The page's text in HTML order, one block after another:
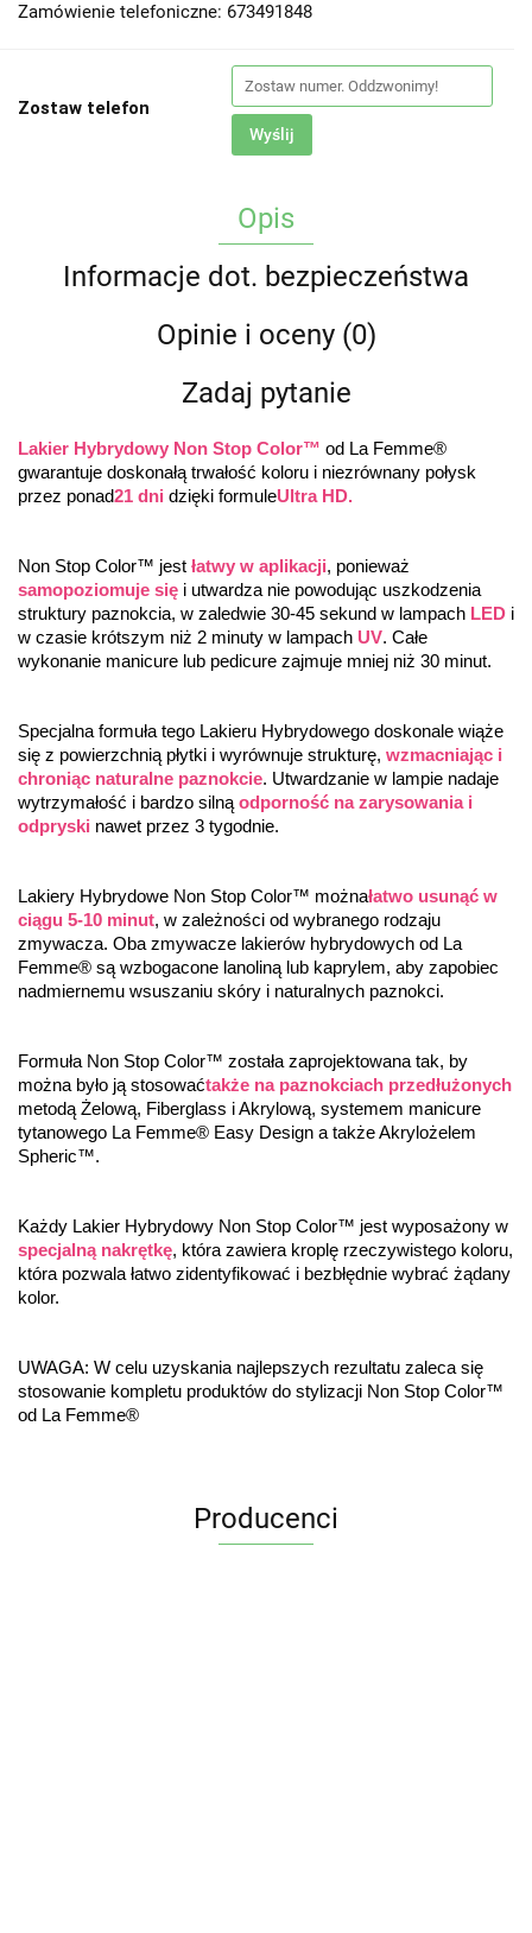
Zamówienie telefoniczne: 673491848
Zostaw telefon
Wyślij
Opis
Informacje dot. bezpieczeństwa
Opinie i oceny (0)
Zadaj pytanie
Lakier Hybrydowy Non Stop Color™ od La Femme®
gwarantuje doskonałą trwałość koloru i niezrównany połysk
przez ponad21 dni dzięki formuleUltra HD.
Non Stop Color™ jest łatwy w aplikacji
samopoziomuje się i utwardza nie powodując uszkodzenia
struktury paznokcia, w zaledwie 30-45 sekund w lampach LED i
w czasie krótszym niż 2 minuty w lampach UV. Całe
wykonanie manicure lub pedicure zajmuje mniej niż 30 minut.
Specjalna formuła tego Lakieru Hybrydowego doskonale wiąże
się z powierzchnią płytki i wyrównuje strukturę, wzmacniając i
chroniąc naturalne paznokcie. Utwardzanie w lampie nadaje
wytrzymałość i bardzo silną odporność na zarysowania i
odpryski nawet przez 3 tygodnie.
Lakiery Hybrydowe Non Stop Color™ możnałatwo usunąć w
ciągu 5-10 minut, w zależności od wybranego rodzaju
zmywacza. Oba zmywacze lakierów hybrydowych od La
Femme® są wzbogacone lanoliną lub kaprylem, aby zapobiec
nadmiernemu wsuszaniu skóry i naturalnych paznokci.
Formuła Non Stop Color™ została zaprojektowana tak, by
można było ją stosowaćtakże na paznokciach przedłużonych
metodą Żelową, Fiberglass i Akrylową, systemem manicure
tytanowego La Femme® Easy Design a także Akrylożelem
Spheric™.
specjalną nakrętkę, która zawiera kroplę rzeczywistego koloru,
która pozwala łatwo zidentyfikować i bezbłędnie wybrać żądany
kolor.
UWAGA: W celu uzyskania najlepszych rezultatu zaleca się
stosowanie kompletu produktów do stylizacji Non Stop Color™
od La Femme®
Producenci